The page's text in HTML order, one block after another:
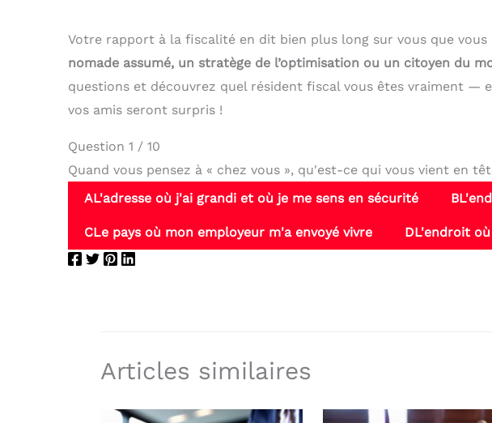
Votre rapport à la fiscalité en dit bien plus long sur vous que vous
nomade assumé, un stratège de l’optimisation ou un citoyen du
questions et découvrez quel résident fiscal vous êtes vraiment —
vos amis seront surpris !
Question 1 / 10
Quand vous pensez à « chez vous », qu'est-ce qui vous vient en
AL'adresse où j'ai grandi et où je me sens en sécurité B
CLe pays où mon employeur m'a envoyé vivre DL'endroit
Articles similaires